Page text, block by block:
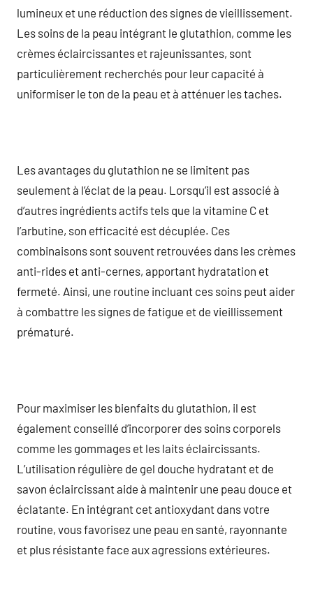
lumineux et une réduction des signes de vieillissement.
Les soins de la peau intégrant le glutathion, comme les
crèmes éclaircissantes et rajeunissantes, sont
particulièrement recherchés pour leur capacité à
uniformiser le ton de la peau et à atténuer les taches.
Les avantages du glutathion ne se limitent pas
seulement à l’éclat de la peau. Lorsqu’il est associé à
d’autres ingrédients actifs tels que la vitamine C et
l’arbutine, son efficacité est décuplée. Ces
combinaisons sont souvent retrouvées dans les crèmes
anti-rides et anti-cernes, apportant hydratation et
fermeté. Ainsi, une routine incluant ces soins peut aider
à combattre les signes de fatigue et de vieillissement
prématuré.
Pour maximiser les bienfaits du glutathion, il est
également conseillé d’incorporer des soins corporels
comme les gommages et les laits éclaircissants.
L’utilisation régulière de gel douche hydratant et de
savon éclaircissant aide à maintenir une peau douce et
éclatante. En intégrant cet antioxydant dans votre
routine, vous favorisez une peau en santé, rayonnante
et plus résistante face aux agressions extérieures.